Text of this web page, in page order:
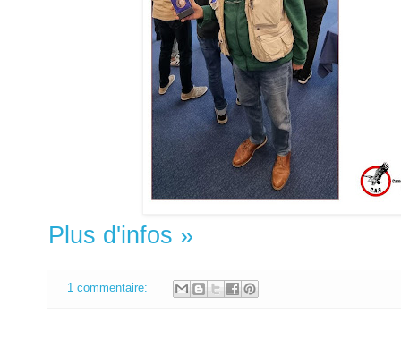
Plus d'infos »
1 commentaire: